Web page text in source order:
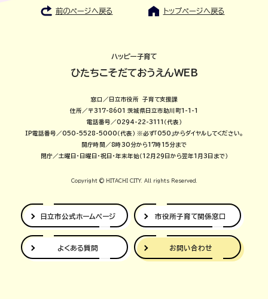
前のページへ戻る トップページへ戻る
ハッピー子育て
ひたちこそだておうえんWEB
窓口／日立市役所 子育て支援課
住所／〒317-8601 茨城県日立市助川町1-1-1
電話番号／0294-22-3111（代表）
IP電話番号／050-5528-5000（代表） ※必ず「050」からダイヤルしてください。
開庁時間／8時30分から17時15分まで
閉庁／土曜日・日曜日・祝日・年末年始（12月29日から翌年1月3日まで）
Copyright © HITACHI CITY. All rights Reserved.
日立市公式ホームページ 市役所子育て関係窓口
よくある質問 お問い合わせ